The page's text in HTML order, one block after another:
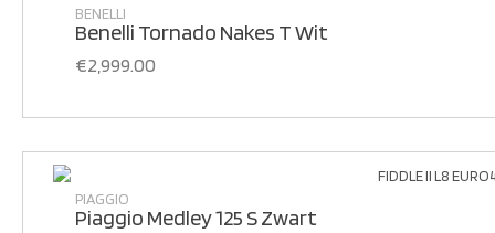
BENELLI
Benelli Tornado Nakes T Wit
€2,999.00
PIAGGIO
Piaggio Medley 125 S Zwart